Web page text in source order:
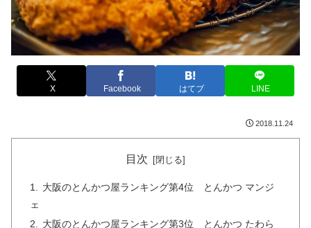
X Facebook はてブ LINE
2018.11.24
目次
大阪のとんかつ屋ランキング第4位 とんかつ マンジ
ェ
大阪のとんかつ屋ランキング第3位 とんかつ たわら